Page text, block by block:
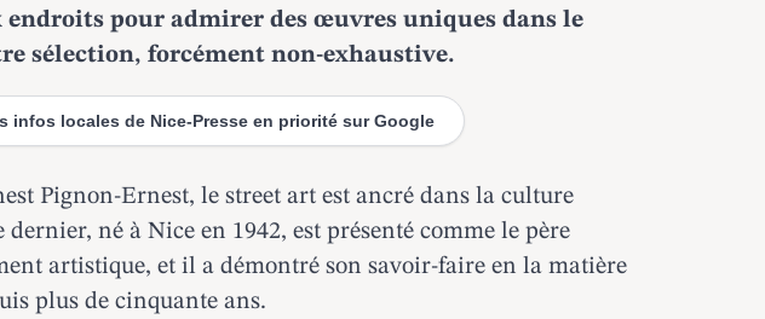
endroits pour admirer des œuvres uniques dans le
sélection, forcément non-exhaustive.
infos locales de Nice-Presse en priorité sur Google
Pignon-Ernest,le street art est ancré dans la culture
né à Nice en 1942, est présenté comme le père
artistique, et il a démontré son savoir-faire en la matière
plus de cinquante ans.